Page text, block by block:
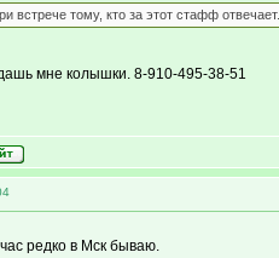
встрече тому, кто за этот стафф отвечает.
мне колышки. 8-910-495-38-51
редко в Мск бываю.